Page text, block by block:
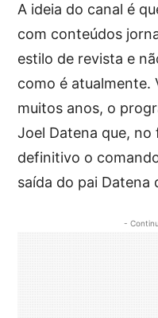
A ideia do canal é
com conteúdos
estilo de revista e
como é atualmente.
muitos anos, o
Joel Datena que, no
definitivo o
saída do pai Datena
-